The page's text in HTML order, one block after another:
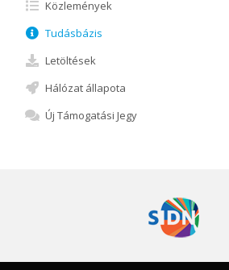
Közlemények
Tudásbázis
Letöltések
Hálózat állapota
Új Támogatási Jegy